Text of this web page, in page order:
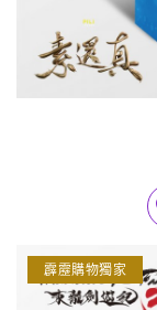
霹靂購物獨家